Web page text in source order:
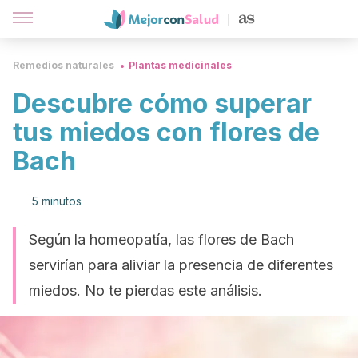
Remedios naturales Plantas medicinales
Descubre cómo superar
tus miedos con flores de
Bach
5 minutos
Según la homeopatía, las flores de Bach
servirían para aliviar la presencia de diferentes
miedos. No te pierdas este análisis.